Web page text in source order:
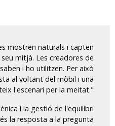
mostren naturals i capten
mitjà. Les creadores de
i ho utilitzen. Per això
al voltant del mòbil i una
l'escenari per la meitat."
i la gestió de l'equilibri
la resposta a la pregunta